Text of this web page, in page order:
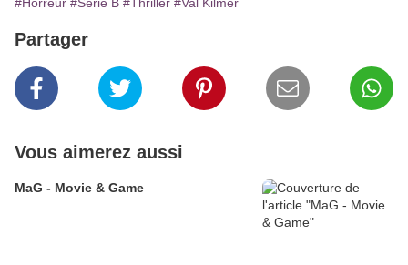
Partager
Vous aimerez aussi
MaG - Movie & Game